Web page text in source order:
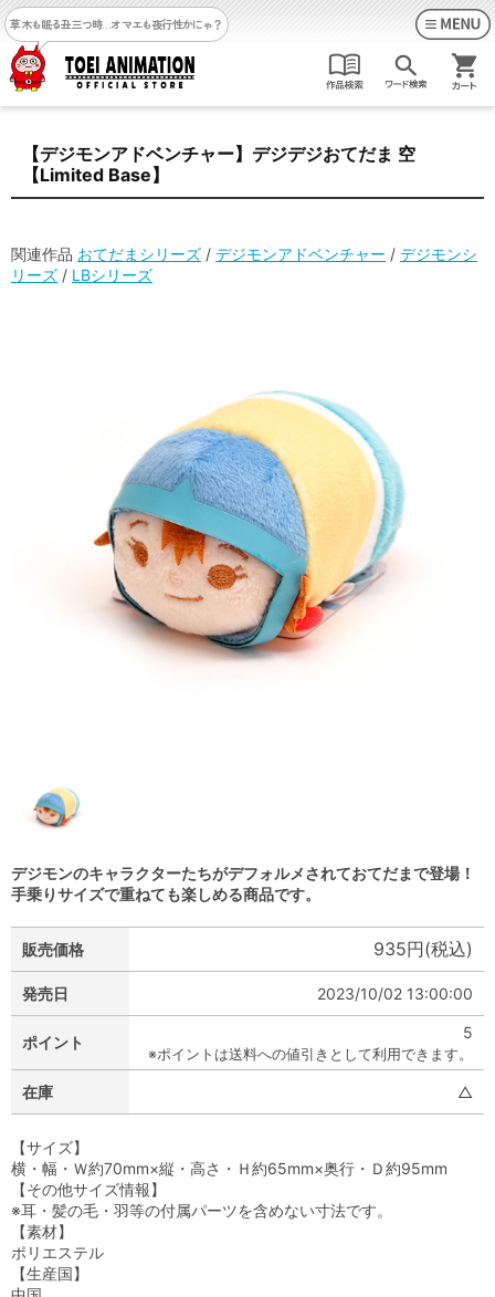
草木も眠る丑三つ時…オマエも夜行性かにゃ？
【デジモンアドベンチャー】デジデジおてだま 空
【Limited Base】
関連作品 おてだまシリーズ / デジモンアドベンチャー / デジモンシ
リーズ / LBシリーズ
デジモンのキャラクターたちがデフォルメされておてだまで登場！
手乗りサイズで重ねても楽しめる商品です。
販売価格 935円(税込)
発売日 2023/10/02 13:00:00
ポイント
5
※ポイントは送料への値引きとして利用できます。
在庫 △
【サイズ】
横・幅・Ｗ約70mm×縦・高さ・Ｈ約65mm×奥行・Ｄ約95mm
【その他サイズ情報】
※耳・髪の毛・羽等の付属パーツを含めない寸法です。
【素材】
ポリエステル
【生産国】